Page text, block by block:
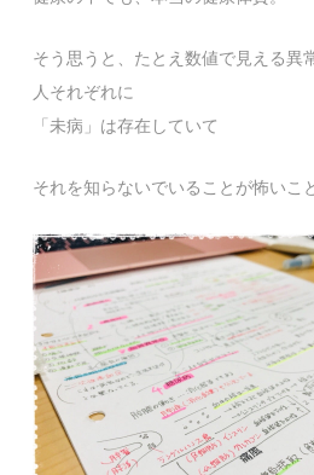
そう思うと、たとえ数値で見える異
人それぞれに
「未病」は存在していて
それを知らないでいることが怖いこ